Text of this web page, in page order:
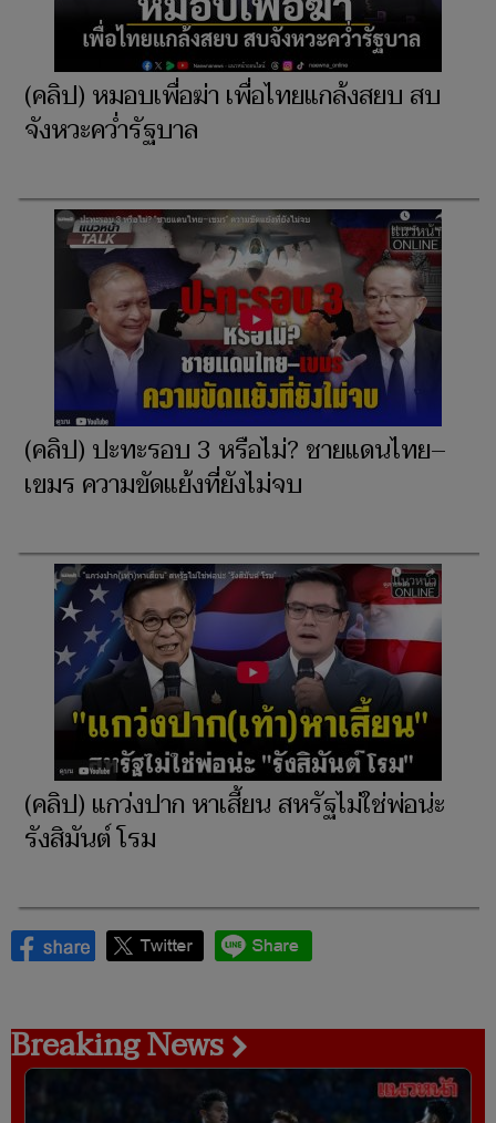
(คลิป) หมอบเพื่อฆ่า เพื่อไทยแกล้งสยบ สบ
จังหวะคว่ำรัฐบาล
(คลิป) ปะทะรอบ 3 หรือไม่? ชายแดนไทย–
เขมร ความขัดแย้งที่ยังไม่จบ
(คลิป) แกว่งปาก หาเสี้ยน สหรัฐไม่ใช่พ่อน่ะ
รังสิมันต์ โรม
Breaking News